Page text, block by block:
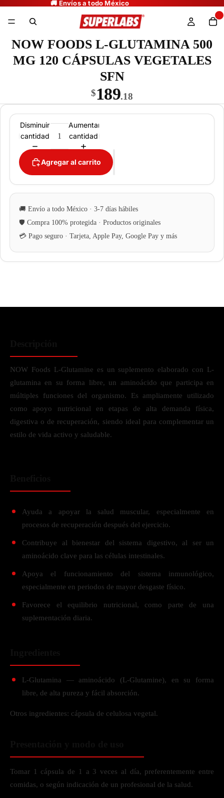
NOW FOODS L-GLUTAMINA 500
MG 120 CÁPSULAS VEGETALES
SFN
$189.18
Disminuir
cantidad
Aumentar
cantidad
Agregar al carrito
NOW Foods L-Glutamine es un suplemento elaborado con L-
glutamina en su forma libre, un aminoácido que participa en
múltiples funciones del organismo. Es ampliamente utilizado
como apoyo nutricional en etapas de alta demanda física,
digestiva o de recuperación, siendo ideal para complementar un
estilo de vida activo y saludable.
Ayuda a apoyar la salud muscular, especialmente en
procesos de recuperación después del ejercicio.
Contribuye al bienestar del sistema digestivo, al ser un
aminoácido clave para las células intestinales.
Apoya el funcionamiento del sistema inmunológico,
especialmente en periodos de mayor desgaste físico.
Favorece el equilibrio nutricional, como parte de una
suplementación diaria.
L-Glutamina — aminoácido (L-Glutamine), en su forma
libre, de alta pureza y fácil absorción.
Otros ingredientes: cápsula de celulosa vegetal.
Tomar 1 cápsula de 1 a 3 veces al día, preferentemente entre
comidas, o según indicación de un profesional de la salud.